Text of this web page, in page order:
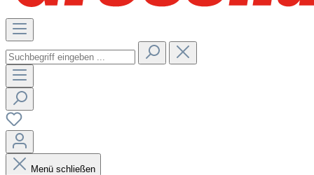
Menü schließen